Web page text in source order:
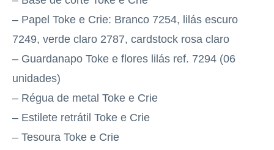
– Papel Toke e Crie: Branco 7254, lilás escuro
7249, verde claro 2787, cardstock rosa claro
– Guardanapo Toke e flores lilás ref. 7294 (06
unidades)
– Régua de metal Toke e Crie
– Estilete retrátil Toke e Crie
– Tesoura Toke e Crie